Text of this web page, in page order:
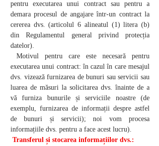
pentru executarea unui contract sau pentru a
demara procesul de angajare într-un contract la
cererea dvs. (articolul 6 alineatul (1) litera (b)
din Regulamentul general privind protecția
datelor).
Motivul pentru care este necesară pentru
executarea unui contract: în cazul în care mesajul
dvs. vizează furnizarea de bunuri sau servicii sau
luarea de măsuri la solicitarea dvs. înainte de a
vă furniza bunurile și serviciile noastre (de
exemplu, furnizarea de informații despre astfel
de bunuri și servicii); noi vom procesa
informațiile dvs. pentru a face acest lucru).
Transferul și stocarea informațiilor dvs.: